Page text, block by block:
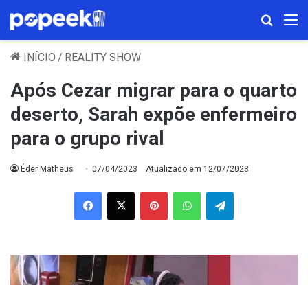
INÍCIO / REALITY SHOW
Após Cezar migrar para o quarto
deserto, Sarah expõe enfermeiro
para o grupo rival
Éder Matheus 07/04/2023 Atualizado em 12/07/2023
Facebook
X PinterestWhatsAppTelegram